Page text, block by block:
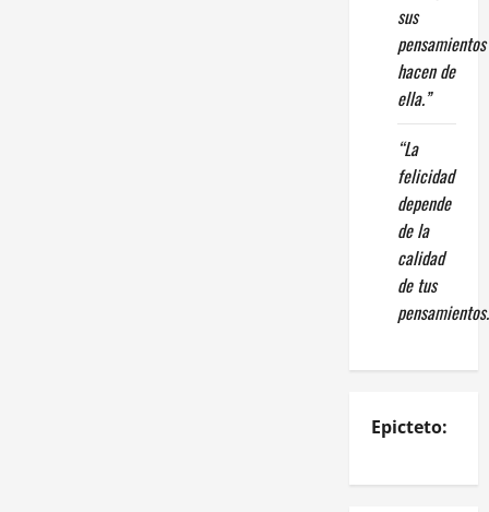
sus
pensamientos
hacen de
ella.”
“La
felicidad
depende
de la
calidad
de tus
Epicteto: